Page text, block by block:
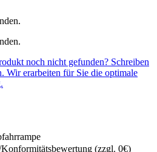
noch nicht gefunden? Schreiben
Wir erarbeiten für Sie die optimale
(zzgl. 0€)